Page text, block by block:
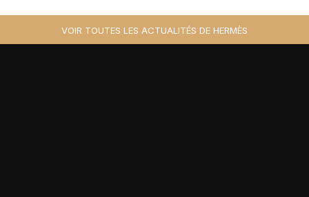
VOIR TOUTES LES ACTUALITÉS DE HERMÈS